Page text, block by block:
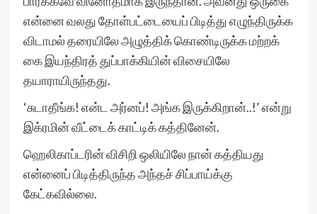
என்னை வலது தோள்பட்டையைப் பிடித்து எழுந்திருக்க
விடாமல் தரையிலே அழுத்திக் கொண்டிருக்க மற்றக்
கை இயந்திரத் துப்பாக்கியின் விசையிலே
தயாராயிருந்தது.
‘சுடாதீங்க! என்ட அர்னப்! அங்க இருக்கிறான்..!’ என்று
இக்ரமின் வீட்டைக் காட்டிக் கத்தினேன்.
ஹெலிகாப்டரின் விசிறி ஒலியிலே நான் கத்தியது
என்னைப் பிடித்திருந்த அந்தச் சிப்பாய்க்கு
கேட்கவில்லை.